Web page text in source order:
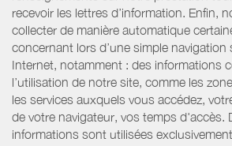
recevoir les lettres d’information. Enfin,
collecter de manière automatique
concernant lors d’une simple navigation
Internet, notamment : des informations
l’utilisation de notre site, comme les
les services auxquels vous accédez,
de votre navigateur, vos temps d'accès.
informations sont utilisées